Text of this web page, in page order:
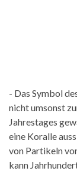
- Das Symbol
nicht umsonst
Jahrestages
eine Koralle
von Partikeln
kann